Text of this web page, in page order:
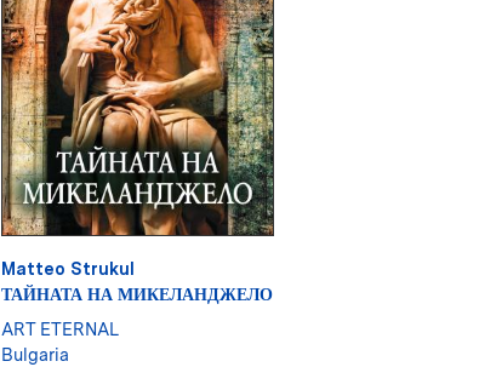
Matteo Strukul
ТАЙНАТА НА МИКЕЛАНДЖЕЛО
ART ETERNAL
Bulgaria